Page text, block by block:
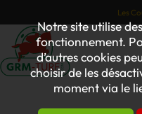
Notre site utilise
fonctionnement.
d’autres cookies
choisir de les
moment via le
Les